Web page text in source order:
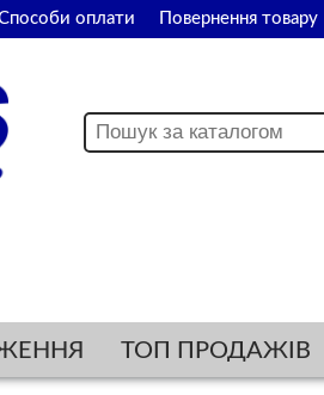
оплати Повернення товару
ТОП ПРОДАЖІВ